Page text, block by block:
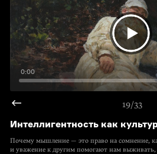
0:00
19/33
Интеллигентность как
Почему мышление — это право на сомнение,
и уважение к другим помогают нам выживать,